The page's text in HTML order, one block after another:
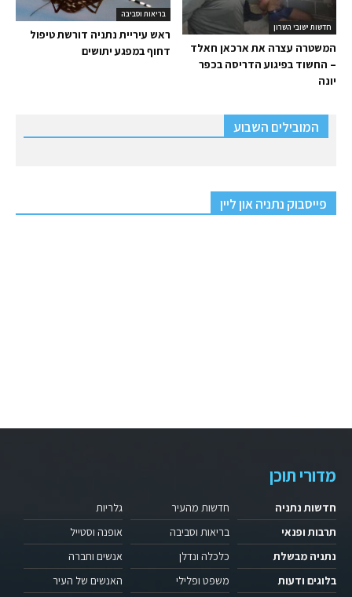
בריאות וסביבה
ראש עיריית נתניה דורשת טיפול
דחוף במפגע יתושים
חדשות ישובי השרון
המשטרה עצרה את ארכאן חאלד
– החשוד בפיגוע הדריסה בכפר
יונה
המובילים השבוע
פייסבוק נתניה און ליין
מדורי תוכן
חדשות נתניה
תרבות ופנאי
נתניה מבשלת
בלוגים ודעות
חדשות מהעיר
בריאות וסביבה
כלכלה ונדלן
משפט ופלילי
גלריות
אופנה וסטייל
אנשים וחברה
האנשים של העיר